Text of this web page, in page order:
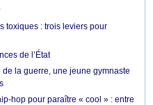
toxiques : trois leviers pour
de l’État
la guerre, une jeune gymnaste
hop pour paraître « cool » : entre